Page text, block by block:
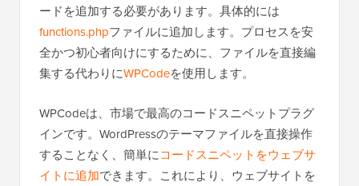
ードを追加する必要があります。具体的には
functions.phpファイルに追加します。プロセスを安
全かつ初心者向けにするために、ファイルを直接編
集する代わりにWPCodeを使用します。
WPCodeは、市場で最高のコードスニペットプラグ
インです。WordPressのテーマファイルを直接操作
することなく、簡単にコードスニペットをウェブサ
イトに追加できます。これにより、ウェブサイトを